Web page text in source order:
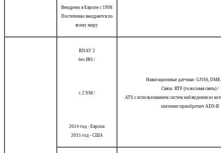
Внедрено в Европе с 1998
Постепенно внедряется по
всему миру
RNAV 2
без IRS /
± 2 NM /
2014 год - Европа
2015 год - США
Навигационные датчики: GNSS,
Связь: RTF (голосовая связь) /
ATS с использованием систем наблюдения из
значение приобретает ADS-B